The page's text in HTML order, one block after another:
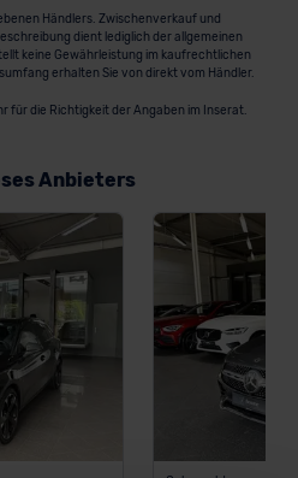
Händlers. Zwischenverkauf und
dient lediglich der allgemeinen
keine Gewährleistung im kaufrechtlichen
erhalten Sie von direkt vom Händler.
für die Richtigkeit der Angaben im Inserat.
Anbieters